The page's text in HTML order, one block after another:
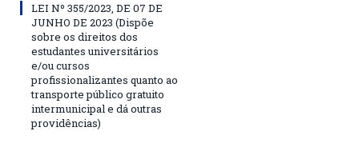
LEI Nº 355/2023, DE 07 DE
JUNHO DE 2023 (Dispõe
sobre os direitos dos
estudantes universitários
e/ou cursos
profissionalizantes quanto ao
transporte público gratuito
intermunicipal e dá outras
providências)